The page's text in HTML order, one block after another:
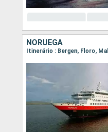
NORUEGA